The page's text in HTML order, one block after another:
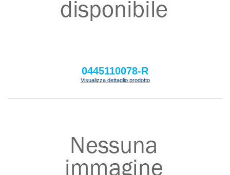
0445110078-R
Visualizza dettaglio prodotto